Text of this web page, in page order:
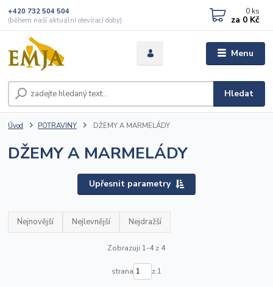
Menu
Hledat
+420 732 504 504
(během naší aktuální otevírací doby)
0 ks
za 0 Kč
Úvod POTRAVINY DŽEMY A MARMELÁDY
DŽEMY A MARMELÁDY
Upřesnit parametry
Nejnovější Nejlevnější Nejdražší
Zobrazuji 1-4 z 4
strana z 1